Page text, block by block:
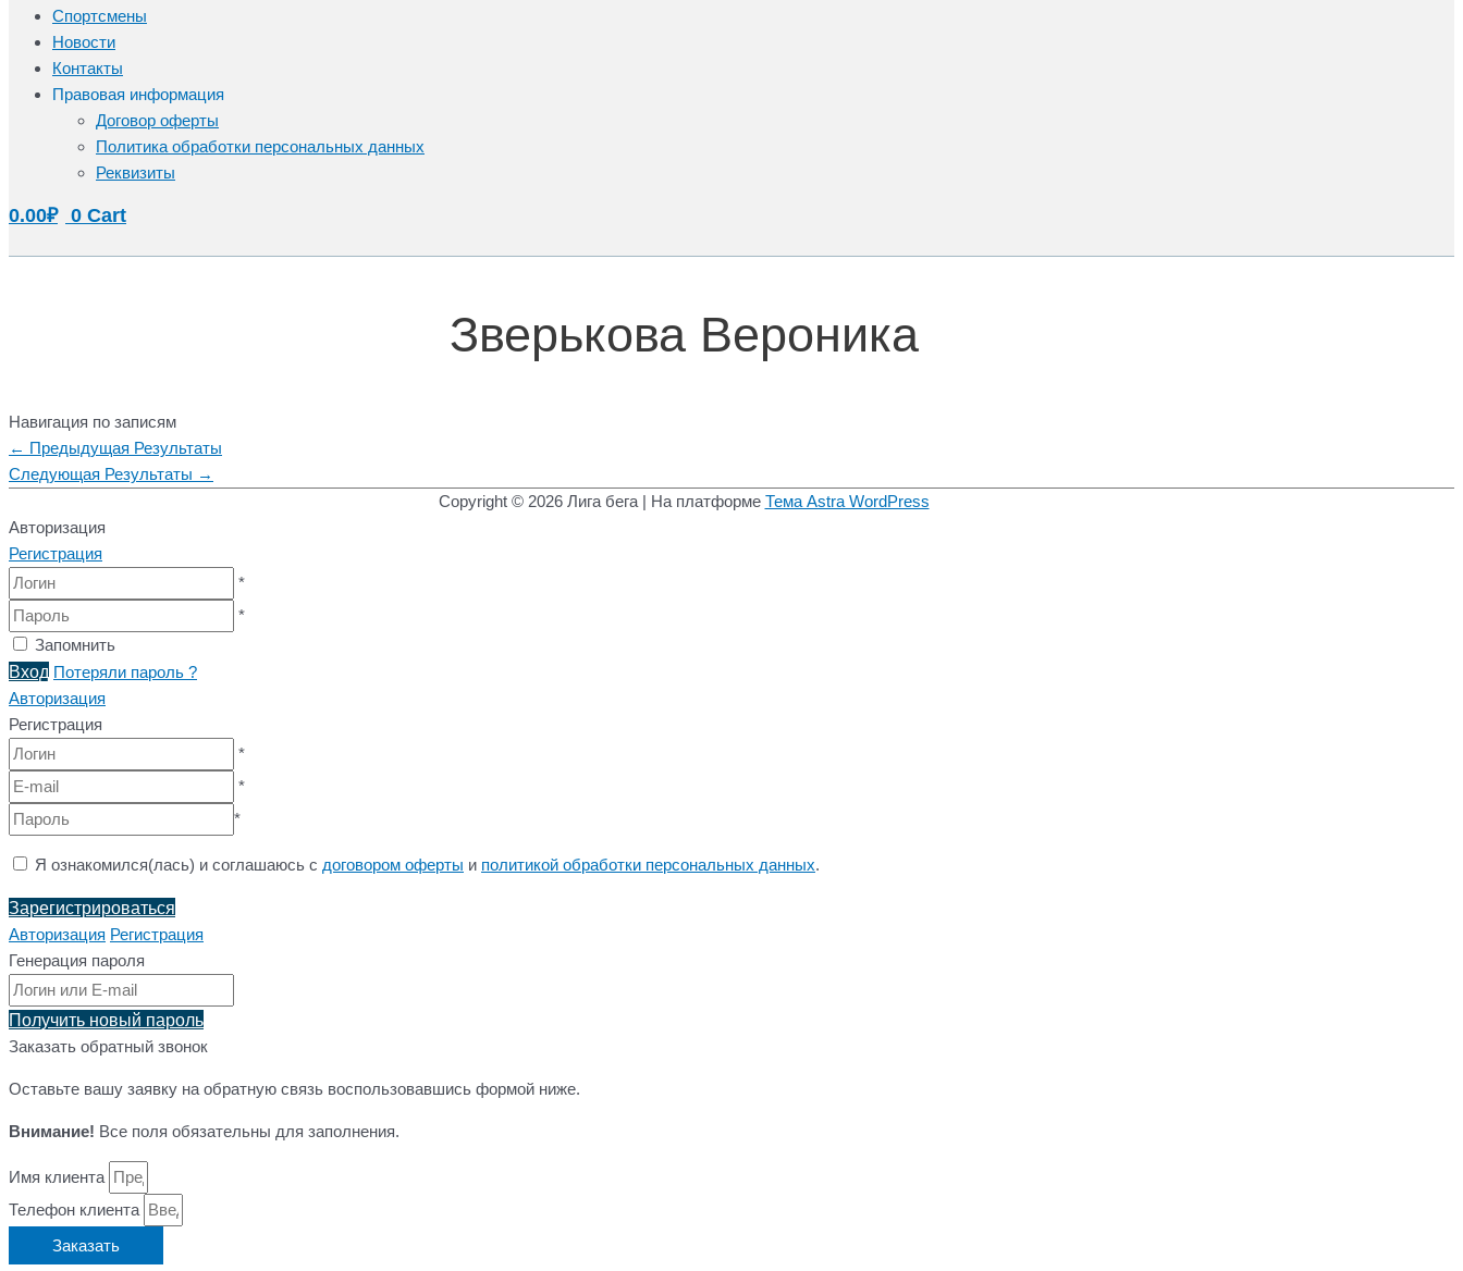
Спортсмены
Новости
Контакты
Правовая информация
Договор оферты
Политика обработки персональных данных
Реквизиты
0.00₽ 0 Cart
Зверькова Вероника
Навигация по записям
← Предыдущая Результаты
Следующая Результаты →
Copyright © 2026 Лига бега| На платформе Тема Astra WordPress
Авторизация
Регистрация
*
*
Запомнить
Вход Потеряли пароль ?
Авторизация
Регистрация
*
*
*
Я ознакомился(лась) и соглашаюсь с договором оферты и политикой обработки персональных данных.
Зарегистрироваться
Авторизация Регистрация
Генерация пароля
Получить новый пароль
Заказать обратный звонок
Оставьте вашу заявку на обратную связь воспользовавшись формой ниже.
Внимание! Все поля обязательны для заполнения.
Имя клиента
Телефон клиента
Заказать